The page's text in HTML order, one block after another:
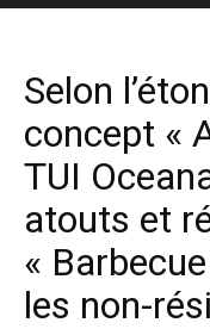
Selon
concept «
TUI
atouts et
«
les non-